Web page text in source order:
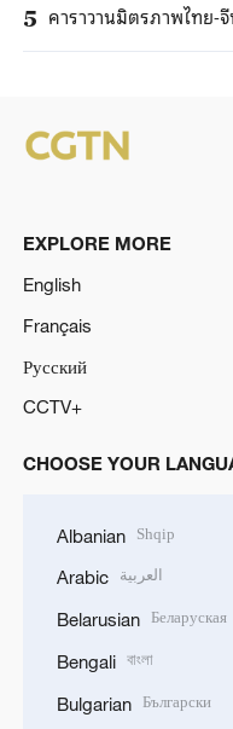
5 คาราวานมิตรภาพไทย-
EXPLORE MORE
English
Français
Русский
CCTV+
CHOOSE YOUR
Albanian Shqip
Arabic العربية
Belarusian Беларуская
Bengali বাংলা
Bulgarian Български